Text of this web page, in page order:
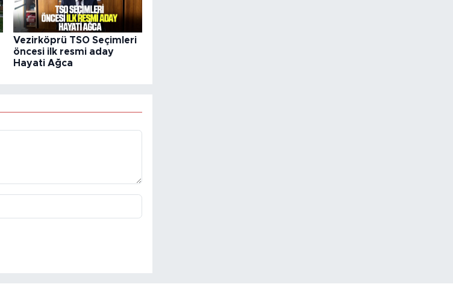
Vezirköprü TSO Seçimleri
öncesi ilk resmi aday
Hayati Ağca